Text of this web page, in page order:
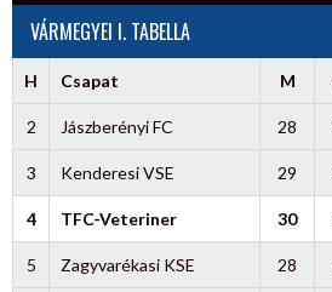
VÁRMEGYEI I. TABELLA
H Csapat M
2 Jászberényi FC 28
3 Kenderesi VSE 29
4 TFC-Veteriner 30
5 Zagyvarékasi KSE 28